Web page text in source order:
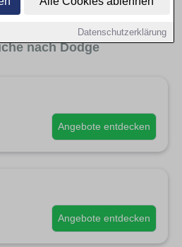
Datenschutzerklärung
die wichtigsten Modellreihen
interessant ist. Direkt
nach Dodge
Angebote entdecken
Angebote entdecken